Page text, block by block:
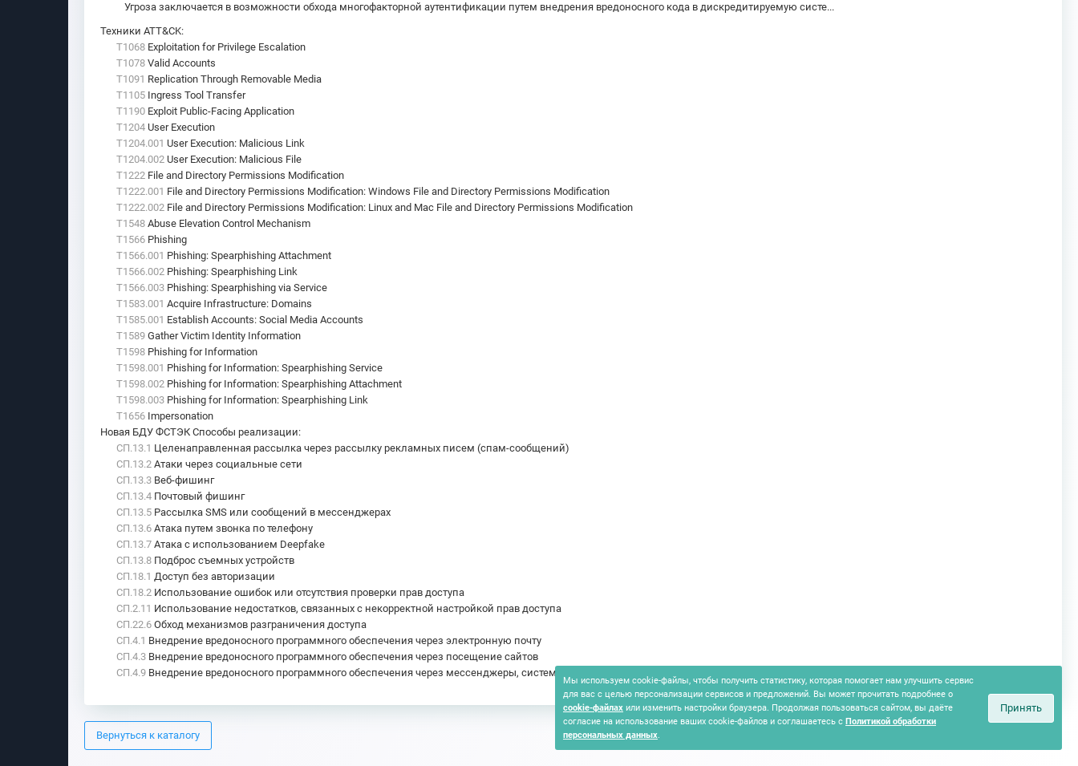
Угроза заключается в возможности обхода многофакторной аутентификации путем внедрения вредоносного кода в дискредитируемую систе...
Техники ATT&CK:
T1068 Exploitation for Privilege Escalation
T1078 Valid Accounts
T1091 Replication Through Removable Media
T1105 Ingress Tool Transfer
T1190 Exploit Public-Facing Application
T1204 User Execution
T1204.001 User Execution: Malicious Link
T1204.002 User Execution: Malicious File
T1222 File and Directory Permissions Modification
T1222.001 File and Directory Permissions Modification: Windows File and Directory Permissions Modification
T1222.002 File and Directory Permissions Modification: Linux and Mac File and Directory Permissions Modification
T1548 Abuse Elevation Control Mechanism
T1566 Phishing
T1566.001 Phishing: Spearphishing Attachment
T1566.002 Phishing: Spearphishing Link
T1566.003 Phishing: Spearphishing via Service
T1583.001 Acquire Infrastructure: Domains
T1585.001 Establish Accounts: Social Media Accounts
T1589 Gather Victim Identity Information
T1598 Phishing for Information
T1598.001 Phishing for Information: Spearphishing Service
T1598.002 Phishing for Information: Spearphishing Attachment
T1598.003 Phishing for Information: Spearphishing Link
T1656 Impersonation
Новая БДУ ФСТЭК Способы реализации:
СП.13.1 Целенаправленная рассылка через рассылку рекламных писем (спам-сообщений)
СП.13.2 Атаки через социальные сети
СП.13.3 Веб-фишинг
СП.13.4 Почтовый фишинг
СП.13.5 Рассылка SMS или сообщений в мессенджерах
СП.13.6 Атака путем звонка по телефону
СП.13.7 Атака с использованием Deepfake
СП.13.8 Подброс съемных устройств
СП.18.1 Доступ без авторизации
СП.18.2 Использование ошибок или отсутствия проверки прав доступа
СП.2.11 Использование недостатков, связанных с некорректной настройкой прав доступа
СП.22.6 Обход механизмов разграничения доступа
СП.4.1 Внедрение вредоносного программного обеспечения через электронную почту
СП.4.3 Внедрение вредоносного программного обеспечения через посещение сайтов
СП.4.9 Внедрение вредоносного программного обеспечения через мессенджеры, системы видеоконференцсвязи
Вернуться к каталогу
Мы используем cookie-файлы, чтобы получить статистику, которая помогает нам улучшить сервис
для вас с целью персонализации сервисов и предложений. Вы может прочитать подробнее о
cookie-файлах или изменить настройки браузера. Продолжая пользоваться сайтом, вы даёте
согласие на использование ваших cookie-файлов и соглашаетесь с Политикой обработки
персональных данных.
Принять